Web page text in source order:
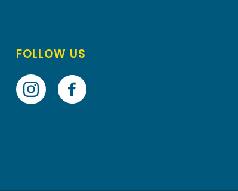
FOLLOW US